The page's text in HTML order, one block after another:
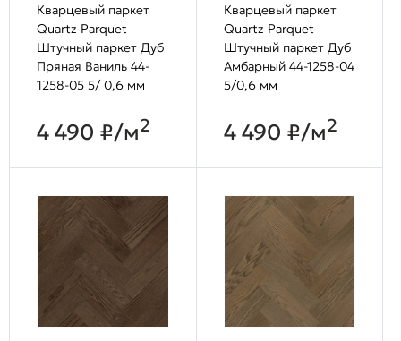
Кварцевый паркет
Quartz Parquet
Штучный паркет Дуб
Пряная Ваниль 44-
1258-05 5/ 0,6 мм
4 490 ₽/м2
Кварцевый паркет
Quartz Parquet
Штучный паркет Дуб
Амбарный 44-1258-04
5/0,6 мм
4 490 ₽/м2